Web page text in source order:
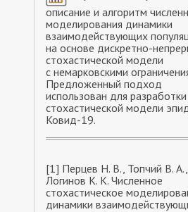
описание и алгоритм
моделирования динамики
взаимодействующих
на основе дискретно-
стохастической модели
с немарковскими
Предложенный подход
использован для разработки
стохастической модели
Ковид-19.
[1] Перцев Н. В., Топчий В. А.,
Логинов К. К. Численное
стохастическое
динамики